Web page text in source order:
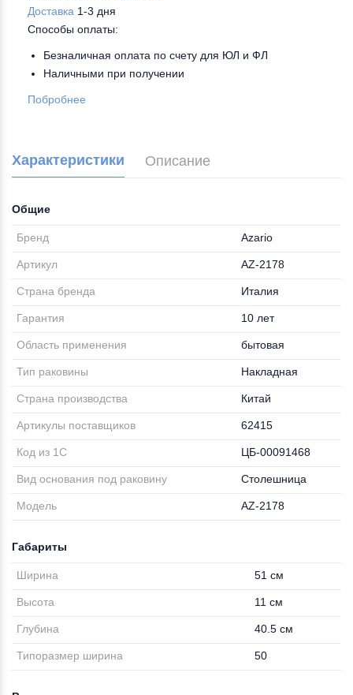
Доставка 1-3 дня
Способы оплаты:
Безналичная оплата по счету для ЮЛ и ФЛ
Наличными при получении
Побробнее
Характеристики Описание
Общие
Бренд Azario
Артикул AZ-2178
Страна бренда Италия
Гарантия 10 лет
Область применения бытовая
Тип раковины Накладная
Страна производства Китай
Артикулы поставщиков 62415
Код из 1С ЦБ-00091468
Вид основания под раковину Столешница
Модель AZ-2178
Габариты
Ширина 51 см
Высота 11 см
Глубина 40.5 см
Типоразмер ширина 50